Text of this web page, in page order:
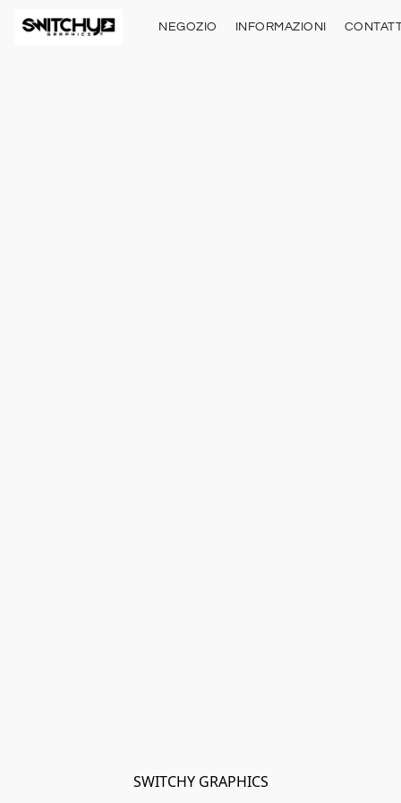
NEGOZIO INFORMAZIONI
SWITCHY GRAPHICS